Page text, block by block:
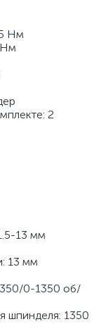
Нм
Нм
2
13 мм
13 мм
0-1350 об/
шпинделя: 1350